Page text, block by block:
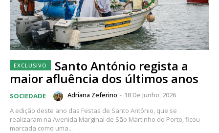
Santo António regista a
maior afluência dos últimos anos
SOCIEDADE Adriana Zeferino - 18 De Junho, 2026
A edição deste ano das Festas de Santo António, que se
realizaram na Avenida Marginal de São Martinho do Porto, ficou
marcada como uma...